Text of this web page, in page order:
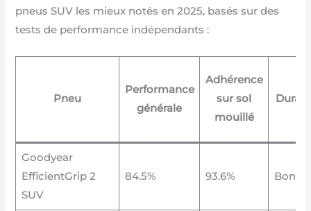
pneus SUV les mieux notés en 2025, basés sur des
tests de performance indépendants :
Pneu
Performance
générale
Adhérence
sur sol
mouillé
Goodyear
EfficientGrip 2
SUV
84.5% 93.6% Bonne